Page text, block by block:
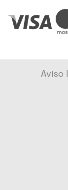
Aviso